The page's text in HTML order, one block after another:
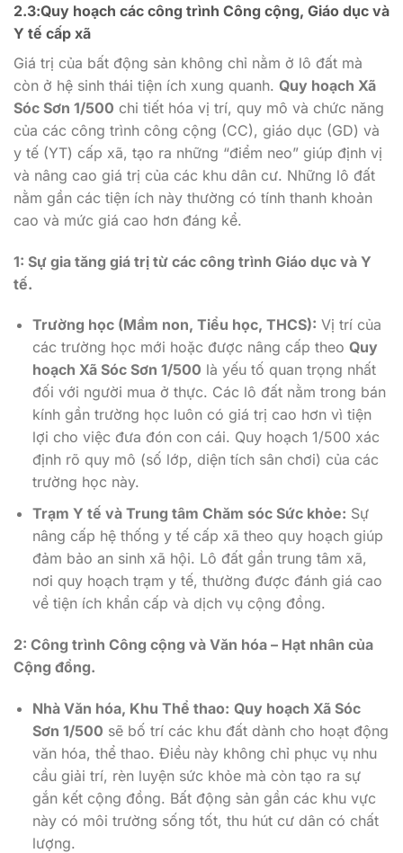
2.3:Quy hoạch các công trình Công cộng, Giáo dục và
Y tế cấp xã
Giá trị của bất động sản không chỉ nằm ở lô đất mà
còn ở hệ sinh thái tiện ích xung quanh. Quy hoạch Xã
Sóc Sơn 1/500 chi tiết hóa vị trí, quy mô và chức năng
của các công trình công cộng (CC), giáo dục (GD) và
y tế (YT) cấp xã, tạo ra những “điểm neo” giúp định vị
và nâng cao giá trị của các khu dân cư. Những lô đất
nằm gần các tiện ích này thường có tính thanh khoản
cao và mức giá cao hơn đáng kể.
1: Sự gia tăng giá trị từ các công trình Giáo dục và Y
tế.
Trường học (Mầm non, Tiểu học, THCS): Vị trí của
các trường học mới hoặc được nâng cấp theo Quy
hoạch Xã Sóc Sơn 1/500 là yếu tố quan trọng nhất
đối với người mua ở thực. Các lô đất nằm trong bán
kính gần trường học luôn có giá trị cao hơn vì tiện
lợi cho việc đưa đón con cái. Quy hoạch 1/500 xác
định rõ quy mô (số lớp, diện tích sân chơi) của các
trường học này.
Trạm Y tế và Trung tâm Chăm sóc Sức khỏe: Sự
nâng cấp hệ thống y tế cấp xã theo quy hoạch giúp
đảm bảo an sinh xã hội. Lô đất gần trung tâm xã,
nơi quy hoạch trạm y tế, thường được đánh giá cao
về tiện ích khẩn cấp và dịch vụ cộng đồng.
2: Công trình Công cộng và Văn hóa – Hạt nhân của
Cộng đồng.
Nhà Văn hóa, Khu Thể thao: Quy hoạch Xã Sóc
Sơn 1/500 sẽ bố trí các khu đất dành cho hoạt động
văn hóa, thể thao. Điều này không chỉ phục vụ nhu
cầu giải trí, rèn luyện sức khỏe mà còn tạo ra sự
gắn kết cộng đồng. Bất động sản gần các khu vực
này có môi trường sống tốt, thu hút cư dân có chất
lượng.